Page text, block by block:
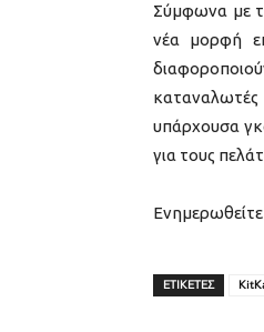
Σύμφωνα με
νέα μορφή
καταναλωτές
υπάρχουσα
για τους
ΕΤΙΚΕΤΕΣ